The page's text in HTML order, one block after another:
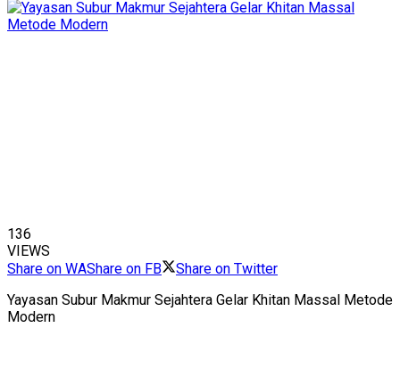
136
VIEWS
Share on WAShare on FB
Share on Twitter
Yayasan Subur Makmur Sejahtera Gelar Khitan Massal Metode
Modern